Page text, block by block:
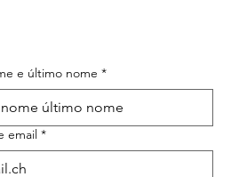
e último nome *
email *